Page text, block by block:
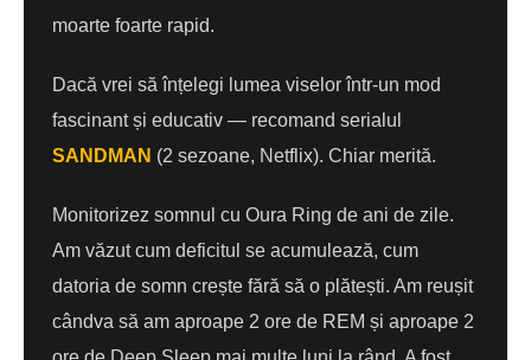
moarte foarte rapid.
Dacă vrei să înțelegi lumea viselor într-un mod
fascinant și educativ — recomand serialul
SANDMAN (2 sezoane, Netflix). Chiar merită.
Monitorizez somnul cu Oura Ring de ani de zile.
Am văzut cum deficitul se acumulează, cum
datoria de somn crește fără să o plătești. Am reușit
cândva să am aproape 2 ore de REM și aproape 2